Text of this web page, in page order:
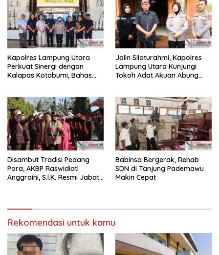
Kapolres Lampung Utara
Perkuat Sinergi dengan
Kalapas Kotabumi, Bahas
Jalin Silaturahmi, Kapolres
Lampung Utara Kunjungi
Tokoh Adat Akuan Abung
Disambut Tradisi Pedang
Pora, AKBP Raswidiati
Anggraini, S.I.K. Resmi Jabat
Babinsa Bergerak, Rehab
SDN di Tanjung Pademawu
Makin Cepat
Rekomendasi untuk kamu